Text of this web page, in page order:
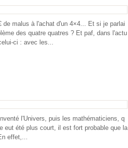
de malus à l'achat d'un 4×4... Et si je parlai
des quatre quatres ? Et paf, dans l'actu
ci : avec les...
l'Univers, puis les mathématiciens, q
eut été plus court, il est fort probable que la
effet,...